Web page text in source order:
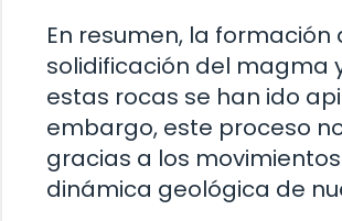
En resumen, la
solidificación del magma
estas rocas se han ido
embargo, este proceso
gracias a los
dinámica geológica de